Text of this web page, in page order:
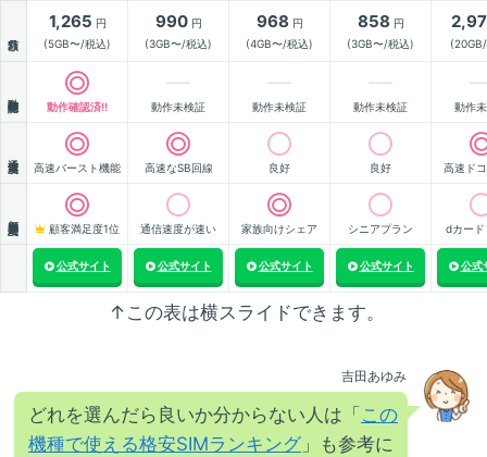
1,265 円
(5GB〜/税込)
990円
(3GB〜/税込)
968 円
(4GB〜/税込)
858 円
(3GB〜/税込)
動作確認済!! 動作未検証 動作未検証 動作未検証 動作
高速バースト機能 高速なSB回線 良好 良好 高速ド
顧客満足度1位 通信速度が速い 家族向けシェア シニアプラン dカード
公式サイト 公式サイト 公式サイト 公式サイト 公式
↑この表は横スライドできます。
吉田あゆみ
どれを選んだら良いか分からない人は「 この
機種で使える格安SIMランキング 」も参考に